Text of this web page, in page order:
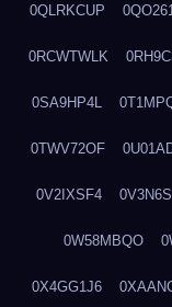
0QLRKCUP
0RCWTWLK
0SA9HP4L
0TWV72OF
0V2IXSF4
0W58MBQO
0X4GG1J6